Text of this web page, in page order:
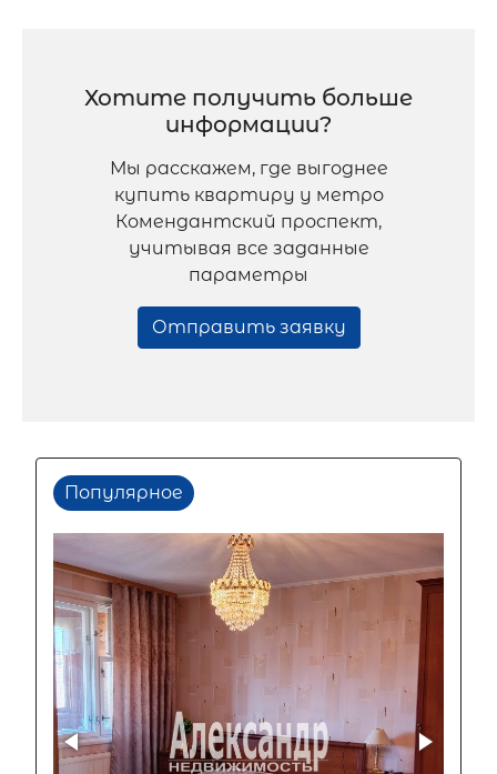
Хотите получить больше
информации?
Мы расскажем, где выгоднее
купить квартиру у метро
Комендантский проспект,
учитывая все заданные
параметры
Отправить заявку
Популярное